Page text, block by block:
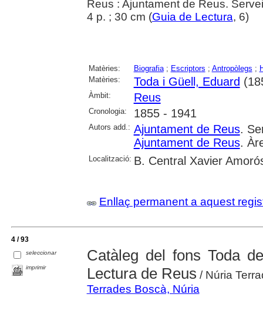
Reus : Ajuntament de Reus.
4 p. ; 30 cm (Guia de Lectura, 6)
Matèries: Biografia; Escriptors ; Antropòlegs ;
Matèries:
Toda i Güell, Eduard
Àmbit: Reus
Cronologia: 1855 - 1941
Autors add.: Ajuntament de Reus.
Ajuntament de Reus.
Localització: B. Central Xavier
Enllaç permanent a aquest
4 / 93
seleccionar
imprimir
Catàleg del fons Toda
Lectura de Reus / Núria
Terrades Boscà, Núria